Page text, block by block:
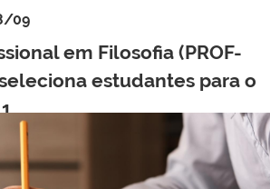
09
em Filosofia (PROF-
seleciona estudantes para o